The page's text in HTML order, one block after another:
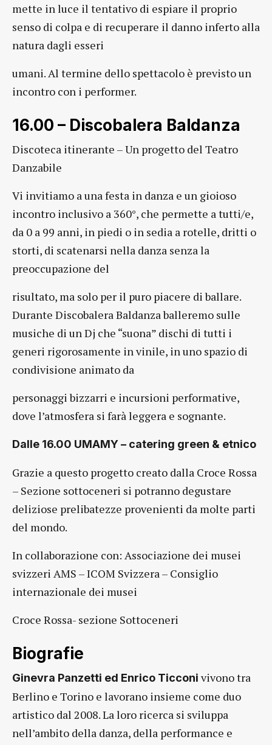
mette in luce il tentativo di espiare il proprio
senso di colpa e di recuperare il danno inferto alla
natura dagli esseri
umani. Al termine dello spettacolo è previsto un
incontro con i performer.
16.00 – Discobalera Baldanza
Discoteca itinerante – Un progetto del Teatro
Danzabile
Vi invitiamo a una festa in danza e un gioioso
incontro inclusivo a 360°, che permette a tutti/e,
da 0 a 99 anni, in piedi o in sedia a rotelle, dritti o
storti, di scatenarsi nella danza senza la
preoccupazione del
risultato, ma solo per il puro piacere di ballare.
Durante Discobalera Baldanza balleremo sulle
musiche di un Dj che “suona” dischi di tutti i
generi rigorosamente in vinile, in uno spazio di
condivisione animato da
personaggi bizzarri e incursioni performative,
dove l’atmosfera si farà leggera e sognante.
Dalle 16.00 UMAMY – catering green & etnico
Grazie a questo progetto creato dalla Croce Rossa
– Sezione sottoceneri si potranno degustare
deliziose prelibatezze provenienti da molte parti
del mondo.
In collaborazione con: Associazione dei musei
svizzeri AMS – ICOM Svizzera – Consiglio
internazionale dei musei
Croce Rossa- sezione Sottoceneri
Biografie
Ginevra Panzetti ed Enrico Ticconi vivono tra
Berlino e Torino e lavorano insieme come duo
artistico dal 2008. La loro ricerca si sviluppa
nell’ambito della danza, della performance e